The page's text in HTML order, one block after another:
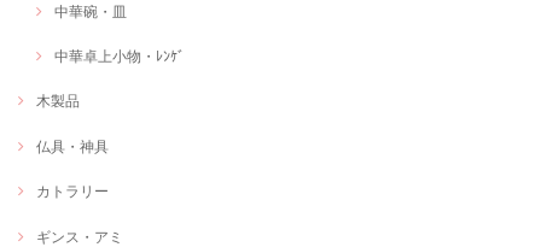
中華碗・皿
中華卓上小物・ﾚﾝｹﾞ
木製品
仏具・神具
カトラリー
ギンス・アミ